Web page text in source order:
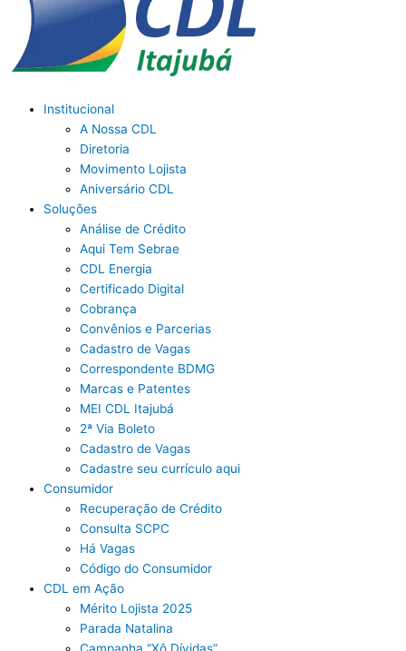
Institucional
A Nossa CDL
Diretoria
Movimento Lojista
Aniversário CDL
Soluções
Análise de Crédito
Aqui Tem Sebrae
CDL Energia
Certificado Digital
Cobrança
Convênios e Parcerias
Cadastro de Vagas
Correspondente BDMG
Marcas e Patentes
MEI CDL Itajubá
2ª Via Boleto
Cadastro de Vagas
Cadastre seu currículo aqui
Consumidor
Recuperação de Crédito
Consulta SCPC
Há Vagas
Código do Consumidor
CDL em Ação
Mérito Lojista 2025
Parada Natalina
Campanha “Xô Dívidas”